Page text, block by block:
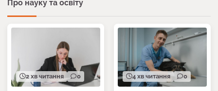
Про науку та освіту
2 хв читання 0 4 хв читання 0